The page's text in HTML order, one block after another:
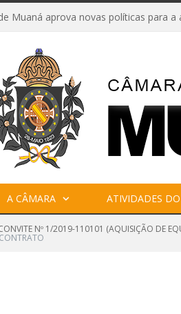
A CÂMARA ATIVIDADES
Nº 1/2019-110101 (AQUISIÇÃO DE